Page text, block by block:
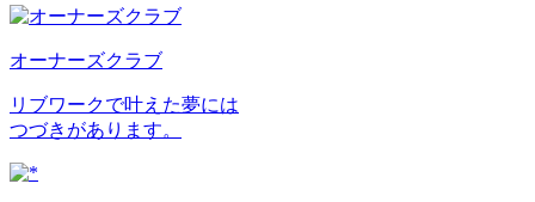
オーナーズクラブ
リブワークで叶えた夢には
つづきがあります。